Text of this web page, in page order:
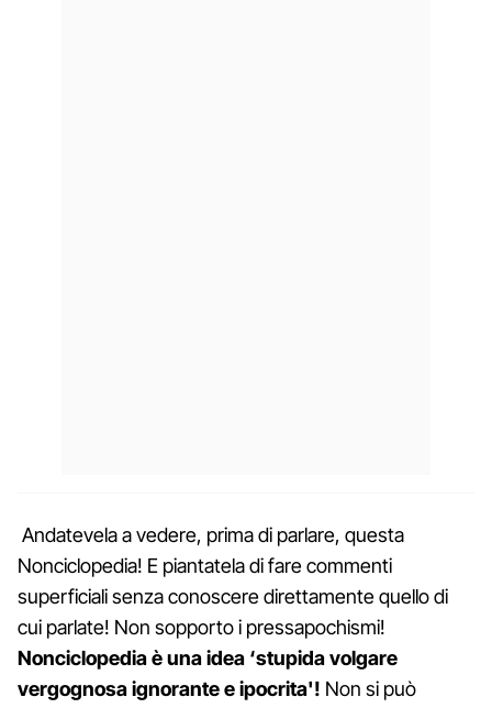
Andatevela a vedere, prima di parlare, questa
Nonciclopedia! E piantatela di fare commenti
superficiali senza conoscere direttamente quello di
cui parlate! Non sopporto i pressapochismi!
Nonciclopedia è una idea ‘stupida volgare
vergognosa ignorante e ipocrita'! Non si può